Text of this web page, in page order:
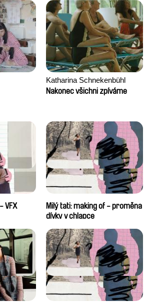
Katharina Schnekenbühl
Nakonec všichni zpíváme
VFX
Milý tati: making of - proměna
dívky v chlapce